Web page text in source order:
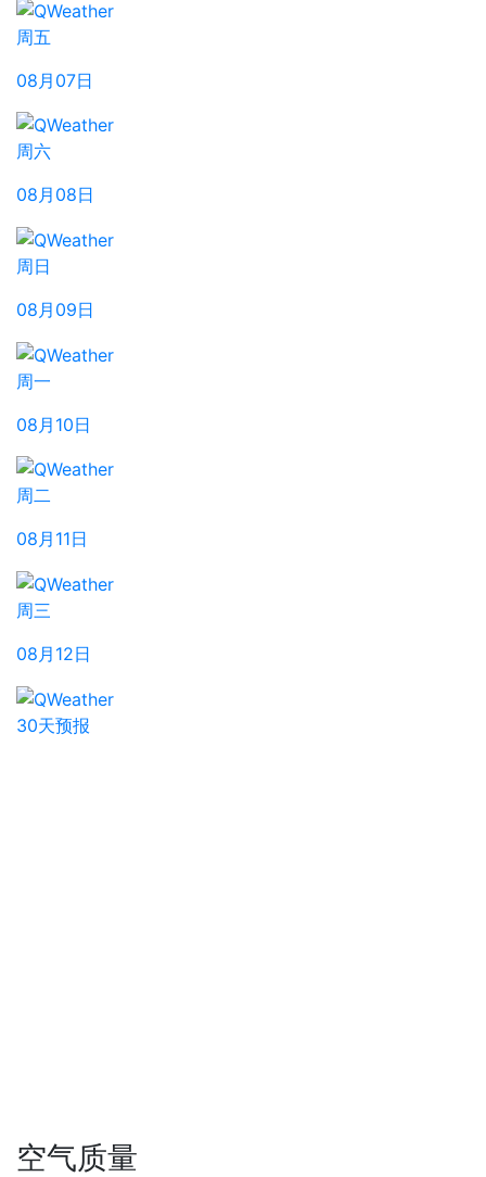
周五
08月07日
周六
08月08日
周日
08月09日
周一
08月10日
周二
08月11日
周三
08月12日
30天预报
空气质量